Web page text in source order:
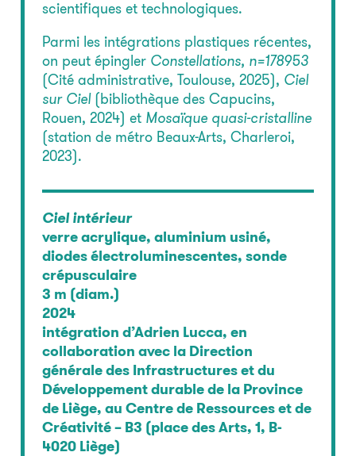
scientifiques et technologiques.
Parmi les intégrations plastiques récentes,
on peut épingler Constellations, n=178953
(Cité administrative, Toulouse, 2025), Ciel
sur Ciel(bibliothèque des Capucins,
Rouen, 2024) et Mosaïque quasi-cristalline
(station de métro Beaux-Arts, Charleroi,
2023).
Ciel intérieur
verre acrylique, aluminium usiné,
diodes électroluminescentes, sonde
crépusculaire
3 m (diam.)
2024
intégration d’Adrien Lucca, en
collaboration avec la Direction
générale des Infrastructures et du
Développement durable de la Province
de Liège, au Centre de Ressources et de
Créativité – B3 (place des Arts, 1, B-
4020 Liège)